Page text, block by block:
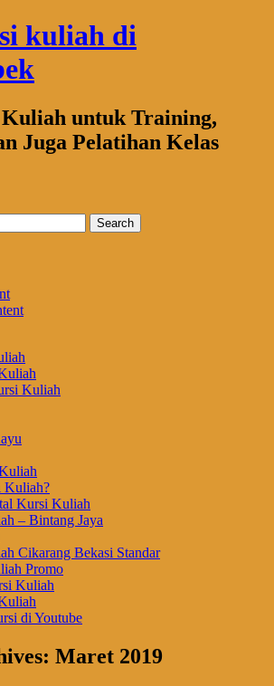
kuliah di
untuk Training,
Juga Pelatihan Kelas
Kuliah
Kuliah?
Kursi Kuliah
– Bintang Jaya
Cikarang Bekasi Standar
Promo
Kuliah
di Youtube
Maret 2019